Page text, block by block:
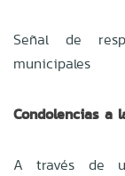
Señal de
municipales
Condolencias a
A través de